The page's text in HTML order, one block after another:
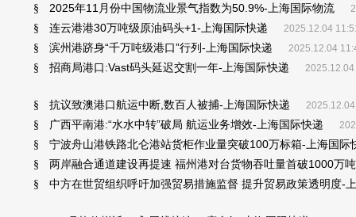
§ 2025年11月份中国物流业景气指数为50.9%-上海国际物流
§ 连云港港30万吨级原油码头+1-上海国际快递 2025.12.04
§ 滨州港跻身“千万吨级港口”行列-上海国际快递 2025.12.04
§ 招商局港口:Vast码头延迟交割一年-上海国际快递
§ 抗议致澳港口航运中断,数百人被捕-上海国际快递
§ 广西平南港:“水水中转”破局 航运业务增效-上海国际快递
§ 宁波舟山港铁路北仑港站货柜作业量突破100万标箱-上海国际
§ 两岸融合通道建设再提速 福州港对台货物吞吐量首破1000万
§ 中方在世贸组织呼吁加强贸易措施监督 提升贸易政策透明度-